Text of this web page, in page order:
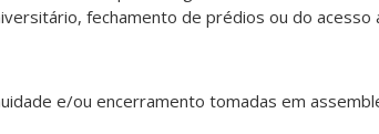
fechamento de prédios ou do acesso
e/ou encerramento tomadas em